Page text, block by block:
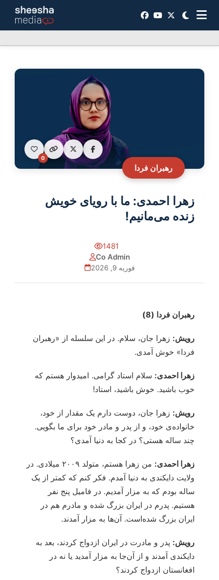
رهبران فردا
0
زهرا احمدی: ما با رویای خویش
زنده می‌مانیم!
1481
Co Admin
فوریه 9, 2026
رهبران فردا (8)
رویش: زهرا جان، سلام. در این سلسله از «رهبران
فردا» خوش آمدی.
زهرا احمدی: سلام استاد گرامی. امیدوار هستم که
خوب باشید. خوش باشید، استاد!
رویش: زهرا جان، دوست دارم یک مقدار از خود،
خانواده‌ی خود، و از پدر و مادر خود برای ما بگویی.
چند ساله هستی؟ در کجا به دنیا آمدی؟
زهرا احمدی:
من زهرا هستم، متولد ۲۰۰۹ میلادی. در
ولایت دایکندی به دنیا آمدم. فکر کنم که کمتر از یک
ساله بودم که به مزار آمدیم. در فامیل پنج نفر
هستیم. پدرم در ایران بزرگ شده و مادرم هم در
ایران بزرگ شده‌است. آن‌ها به مزار آمدند.
رویش: پدر و مادرت در ایران ازدواج کردند، بعد به
دایکندی آمدند و از آن‌جا به مزار آمدید یا نه در
افغانستان ازدواج کردند؟